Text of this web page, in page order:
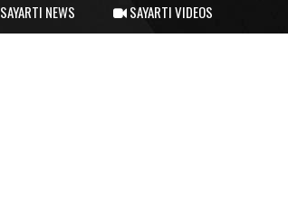
SAYARTI NEWS SAYARTI VIDEOS